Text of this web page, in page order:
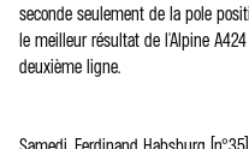
seconde seulement de la pole
le meilleur résultat de l'Alpine
deuxième ligne.